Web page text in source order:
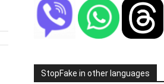
StopFake in other languages